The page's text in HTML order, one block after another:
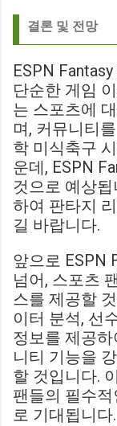
결론 및 전망
ESPN
단순한 게임
는 스포츠에
며, 커뮤니티
학 미식축구
운데, ESPN
것으로 예상
하여 판타지
길 바랍니다.
앞으로 ESPN
넘어, 스포츠
스를 제공할
이터 분석, 선
정보를 제공
니티 기능을
할 것입니다.
팬들의 필수
로 기대됩니다.